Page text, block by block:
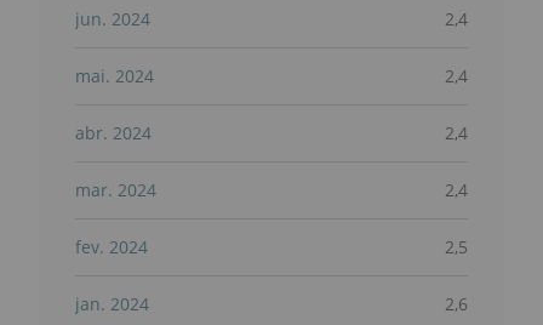
jun. 2024 2,4
mai. 2024 2,4
abr. 2024 2,4
mar. 2024 2,4
fev. 2024 2,5
jan. 2024 2,6